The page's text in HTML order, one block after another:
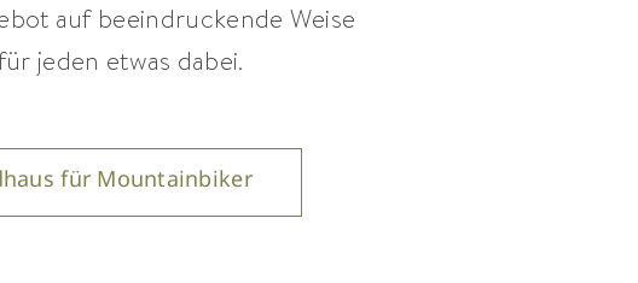
auf beeindruckende Weise
jeden etwas dabei.
für Mountainbiker